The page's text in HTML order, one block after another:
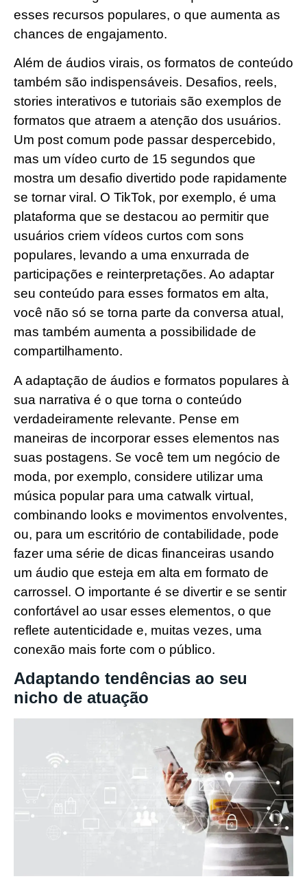
esses recursos populares, o que aumenta as
chances de engajamento.
Além de áudios virais, os formatos de conteúdo
também são indispensáveis. Desafios, reels,
stories interativos e tutoriais são exemplos de
formatos que atraem a atenção dos usuários.
Um post comum pode passar despercebido,
mas um vídeo curto de 15 segundos que
mostra um desafio divertido pode rapidamente
se tornar viral. O TikTok, por exemplo, é uma
plataforma que se destacou ao permitir que
usuários criem vídeos curtos com sons
populares, levando a uma enxurrada de
participações e reinterpretações. Ao adaptar
seu conteúdo para esses formatos em alta,
você não só se torna parte da conversa atual,
mas também aumenta a possibilidade de
compartilhamento.
A adaptação de áudios e formatos populares à
sua narrativa é o que torna o conteúdo
verdadeiramente relevante. Pense em
maneiras de incorporar esses elementos nas
suas postagens. Se você tem um negócio de
moda, por exemplo, considere utilizar uma
música popular para uma catwalk virtual,
combinando looks e movimentos envolventes,
ou, para um escritório de contabilidade, pode
fazer uma série de dicas financeiras usando
um áudio que esteja em alta em formato de
carrossel. O importante é se divertir e se sentir
confortável ao usar esses elementos, o que
reflete autenticidade e, muitas vezes, uma
conexão mais forte com o público.
Adaptando tendências ao seu
nicho de atuação